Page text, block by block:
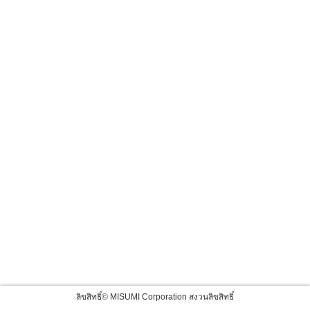
ลิขสิทธิ์© MISUMI Corporation สงวนลิขสิทธิ์